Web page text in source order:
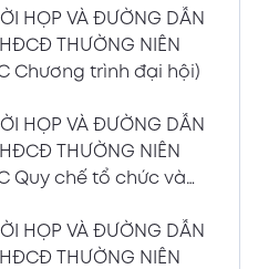
TRỊ NĂM 2023
02 về việc CMC thông
ký cuối cùng để
lãi Trái Phiếu
Xem PDF
NQ-HĐQT VỀ VIỆC
HỌP VÀ ĐƯỜNG DẪN
THƯỜNG NIÊN
Chương trình đại hội)
HỌP VÀ ĐƯỜNG DẪN
THƯỜNG NIÊN
Quy chế tổ chức và
HỌP VÀ ĐƯỜNG DẪN
THƯỜNG NIÊN